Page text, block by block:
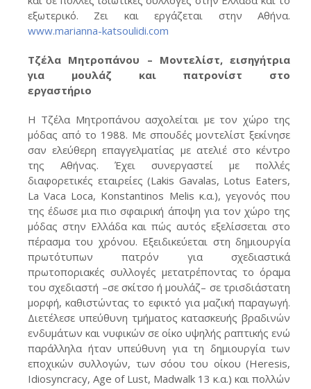
εξωτερικό. Ζει και εργάζεται στην Αθήνα.
www.marianna-katsoulidi.com
Τζέλα Μητροπάνου – Μοντελίστ, εισηγήτρια
για μουλάζ και πατρονίστ στο
εργαστήριο
Η Τζέλα Μητροπάνου ασχολείται με τον χώρο της
μόδας από το 1988. Με σπουδές μοντελίστ ξεκίνησε
σαν ελεύθερη επαγγελματίας με ατελιέ στο κέντρο
της Αθήνας. Έχει συνεργαστεί με πολλές
διαφορετικές εταιρείες (Lakis Gavalas, Lotus Eaters,
La Vaca Loca, Konstantinos Melis κ.α.), γεγονός που
της έδωσε μια πιο σφαιρική άποψη για τον χώρο της
μόδας στην Ελλάδα και πώς αυτός εξελίσσεται στο
πέρασμα του χρόνου. Εξειδικεύεται στη δημιουργία
πρωτότυπων πατρόν για σχεδιαστικά
πρωτοποριακές συλλογές μετατρέποντας το όραμα
του σχεδιαστή –σε σκίτσο ή μουλάζ– σε τρισδιάστατη
μορφή, καθιστώντας το εφικτό για μαζική παραγωγή.
Διετέλεσε υπεύθυνη τμήματος κατασκευής βραδινών
ενδυμάτων και νυφικών σε οίκο υψηλής ραπτικής ενώ
παράλληλα ήταν υπεύθυνη για τη δημιουργία των
εποχικών συλλογών, των σόου του οίκου (Heresis,
Idiosyncracy, Age of Lust, Madwalk 13 κ.α.) και πολλών